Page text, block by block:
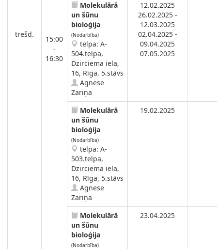
trešd.
15:00
-
16:30
Molekulārā
un šūnu
bioloģija
(Nodarbība)
telpa: A-
504.telpa,
Dzirciema iela,
16, Rīga, 5.stāvs
Agnese
Zariņa
12.02.2025
26.02.2025 -
12.03.2025
02.04.2025 -
09.04.2025
07.05.2025
Molekulārā
un šūnu
bioloģija
(Nodarbība)
telpa: A-
503.telpa,
Dzirciema iela,
16, Rīga, 5.stāvs
Agnese
Zariņa
19.02.2025
Molekulārā
un šūnu
bioloģija
(Nodarbība)
23.04.2025